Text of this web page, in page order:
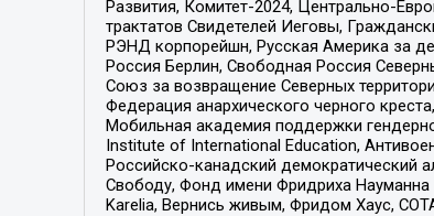
Развития, Комитет-2024, Центрально-
трактатов Свидетелей Иеговы,
РЭНД корпорейшн, Русская Америка за
Россия Берлин, Свободная Россия
Союз за возвращение Северных
Федерация анархического черного
Мобильная академия поддержки
Institute of International Education,
Российско-канадский
Свободу, Фонд имени Фридриха Науманна
Karelia, Вернись живым, Фридом Хаус,